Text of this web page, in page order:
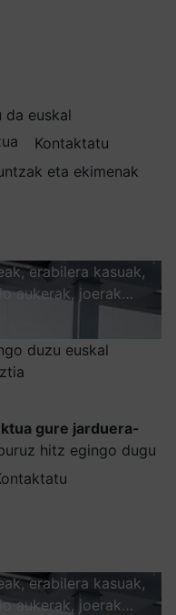
da euskal
Kontaktatu
eta ekimenak
erabilera kasuak,
aukerak, joerak…
duzu euskal
gure jarduera-
hitz egingo dugu
erabilera kasuak,
aukerak, joerak…